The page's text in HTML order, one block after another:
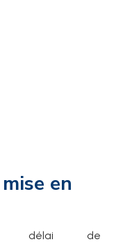
en
délai de